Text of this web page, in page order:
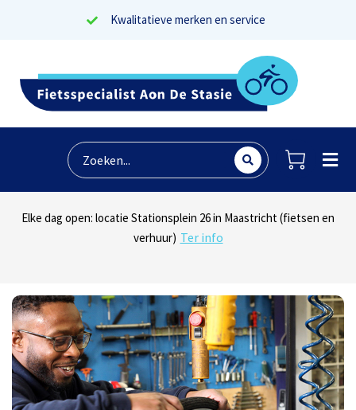
Kwalitatieve merken en service
Dinsdag t/m zaterdag geopen: locaties Sphinxlunet 1 in Maastricht
(e-bikes) en Maaseikersteenweg 183 in Lanaken (fietsen en e-
Elke dag open: locatie Stationsplein 26 in Maastricht (fietsen en
verhuur) Ter info
Onze missie? Tevreden klanten! Lees reviews